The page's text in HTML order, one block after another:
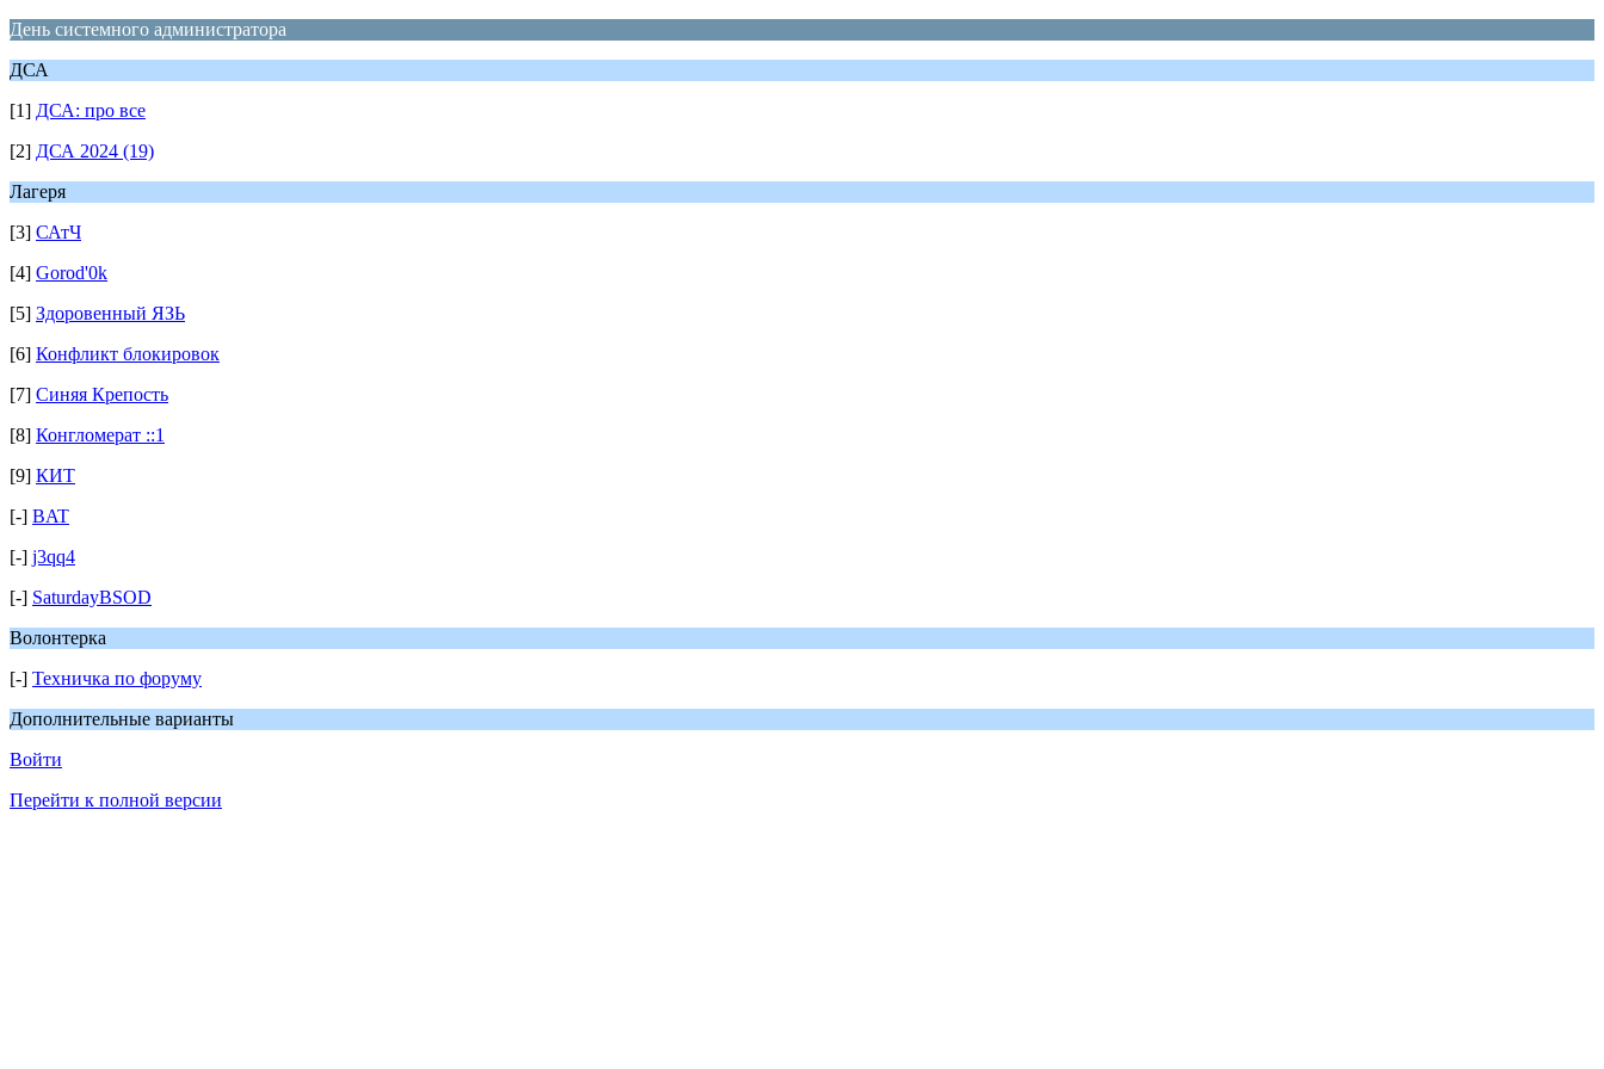
День системного администратора
ДСА
[1] ДСА: про все
[2] ДСА 2024 (19)
Лагеря
[3] САтЧ
[4] Gorod'0k
[5] Здоровенный ЯЗЬ
[6] Конфликт блокировок
[7] Синяя Крепость
[8] Конгломерат ::1
[9] КИТ
[-] BAT
[-] j3qq4
[-] SaturdayBSOD
Волонтерка
[-] Техничка по форуму
Дополнительные варианты
Войти
Перейти к полной версии